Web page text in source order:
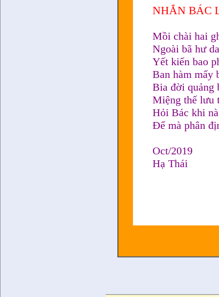
NHẮN BÁC
Mồi chài hai
Ngoài bã hư
Yết kiến bao
Ban hàm mấy
Bia đời quảng
Miệng thế lưu
Hỏi Bác khi
Để mà phân
Oct/2019
Hạ Thái